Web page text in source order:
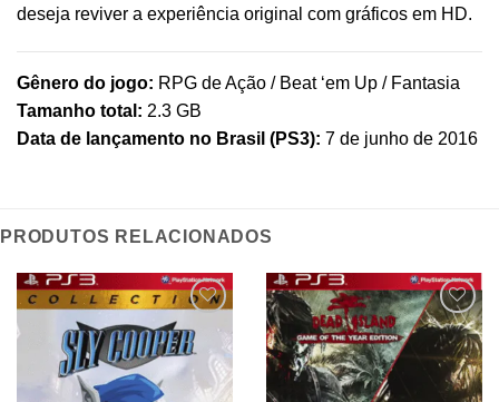
deseja reviver a experiência original com gráficos em HD.
Gênero do jogo: RPG de Ação / Beat ‘em Up / Fantasia
Tamanho total: 2.3 GB
Data de lançamento no Brasil (PS3): 7 de junho de 2016
PRODUTOS RELACIONADOS